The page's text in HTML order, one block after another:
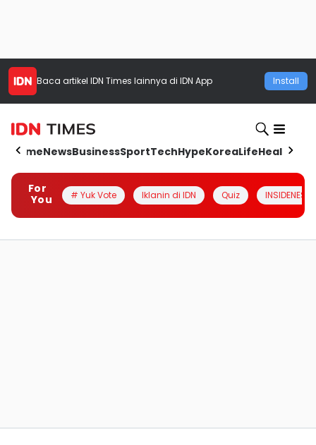
Baca artikel IDN Times lainnya di IDN App Install
HomeNewsBusinessSportTechHypeKoreaLifeHealth
For
You
# Yuk Vote Iklanin di IDN Quiz INSIDENESIA